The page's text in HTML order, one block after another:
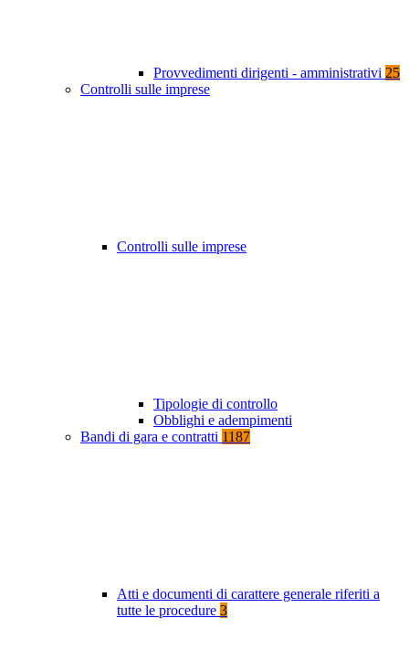
Provvedimenti dirigenti - amministrativi 25
Controlli sulle imprese
Controlli sulle imprese
Tipologie di controllo
Obblighi e adempimenti
Bandi di gara e contratti 1187
Atti e documenti di carattere generale riferiti a
tutte le procedure 3